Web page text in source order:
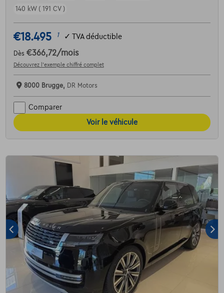
140 kW ( 191 CV )
€18.495 1 ✓ TVA déductible
Dès €366,72/mois
Découvrez l’exemple chiffré complet
8000 Brugge, DR Motors
Comparer
Voir le véhicule